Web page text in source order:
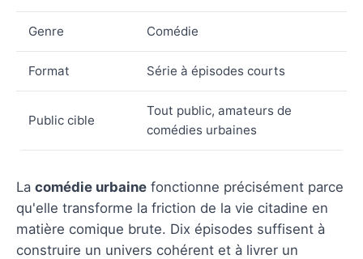
Genre Comédie
Format Série à épisodes courts
Public cible
Tout public, amateurs de
comédies urbaines
La comédie urbaine fonctionne précisément parce
qu'elle transforme la friction de la vie citadine en
matière comique brute. Dix épisodes suffisent à
construire un univers cohérent et à livrer un